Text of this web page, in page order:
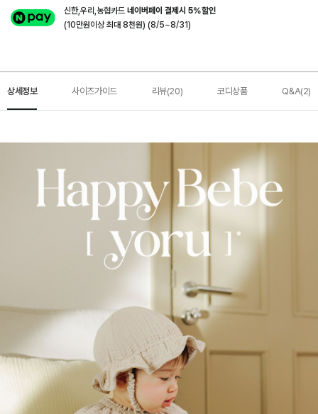
신한,우리,농협카드네이버페이 결제시 5%할인
(10만원이상 최대 8천원) (8/5~8/31)
상세정보 사이즈가이드 리뷰(20) 코디상품 Q&A(2)